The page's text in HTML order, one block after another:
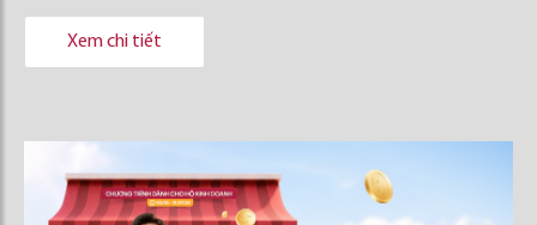
Xem chi tiết